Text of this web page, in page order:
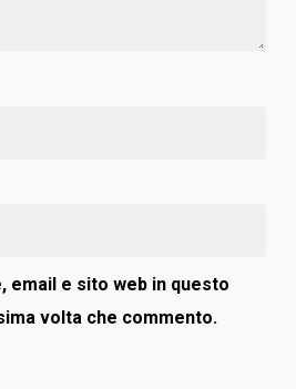
email e sito web in questo
volta che commento.